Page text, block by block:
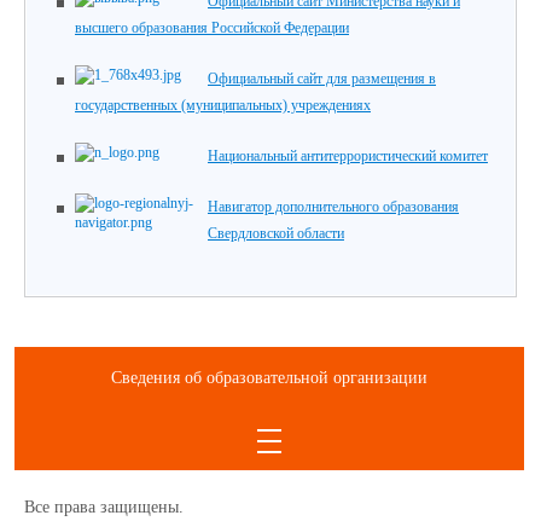
высшего образования Российской Федерации
Официальный сайт для размещения в
государственных (муниципальных) учреждениях
Национальный антитеррористический комитет
Навигатор дополнительного образования
Свердловской области
Сведения об образовательной организации
Все права защищены.